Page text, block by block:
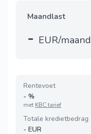
Maandlast
- EUR/maand
Rentevoet
- %
met KBC tarief
Totale kredietbedrag
- EUR